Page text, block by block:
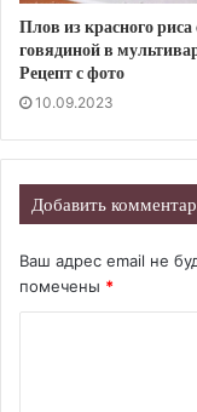
Плов из красного риса
говядиной в
Рецепт с фото
10.09.2023
Добавить
Ваш адрес email не
помечены *